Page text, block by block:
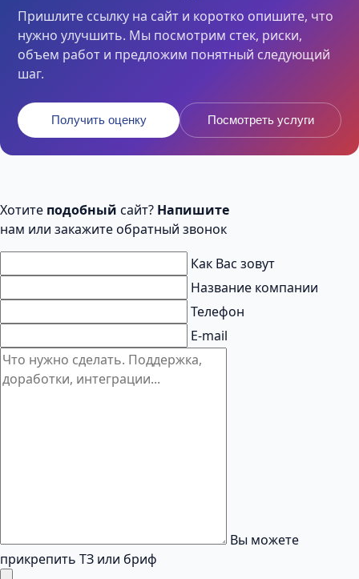
Пришлите ссылку на сайт и коротко опишите, что
нужно улучшить. Мы посмотрим стек, риски,
объем работ и предложим понятный следующий
шаг.
Получить оценку Посмотреть услуги
Хотите подобный сайт? Напишите
нам или закажите обратный звонок
Как Вас зовут
Название компании
Телефон
E-mail
Вы можете
прикрепить ТЗ или бриф